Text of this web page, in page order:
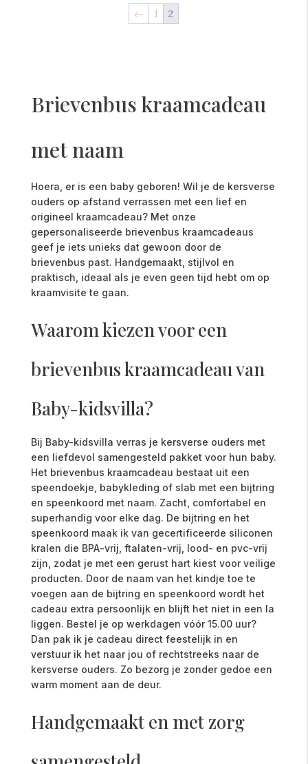
← 1 2
Brievenbus kraamcadeau
met naam
Hoera, er is een baby geboren! Wil je de kersverse
ouders op afstand verrassen met een lief en
origineel kraamcadeau? Met onze
gepersonaliseerde brievenbus kraamcadeaus
geef je iets unieks dat gewoon door de
brievenbus past. Handgemaakt, stijlvol en
praktisch, ideaal als je even geen tijd hebt om op
kraamvisite te gaan.
Waarom kiezen voor een
brievenbus kraamcadeau van
Baby-kidsvilla?
Bij Baby-kidsvilla verras je kersverse ouders met
een liefdevol samengesteld pakket voor hun baby.
Het brievenbus kraamcadeau bestaat uit een
speendoekje, babykleding of slab met een bijtring
en speenkoord met naam. Zacht, comfortabel en
superhandig voor elke dag. De bijtring en het
speenkoord maak ik van gecertificeerde siliconen
kralen die BPA-vrij, ftalaten-vrij, lood- en pvc-vrij
zijn, zodat je met een gerust hart kiest voor veilige
producten. Door de naam van het kindje toe te
voegen aan de bijtring en speenkoord wordt het
cadeau extra persoonlijk en blijft het niet in een la
liggen. Bestel je op werkdagen vóór 15.00 uur?
Dan pak ik je cadeau direct feestelijk in en
verstuur ik het naar jou of rechtstreeks naar de
kersverse ouders. Zo bezorg je zonder gedoe een
warm moment aan de deur.
Handgemaakt en met zorg